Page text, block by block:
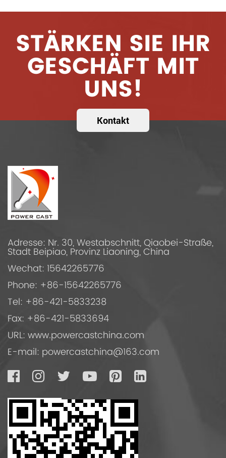
STÄRKEN SIE IHR
GESCHÄFT MIT
UNS!
Kontakt
Adresse: Nr. 30, Westabschnitt, Qiaobei-Straße,
Stadt Beipiao, Provinz Liaoning, China
Wechat: 15642265776
Phone: +86-15642265776
Tel: +86-421-5833238
Fax: +86-421-5833694
URL: www.powercastchina.com
E-mail: powercastchina@163.com